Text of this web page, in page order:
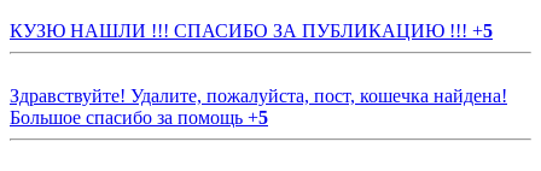
КУЗЮ НАШЛИ !!! СПАСИБО ЗА ПУБЛИКАЦИЮ !!! +5
Здравствуйте! Удалите, пожалуйста, пост, кошечка найдена!
Большое спасибо за помощь +5